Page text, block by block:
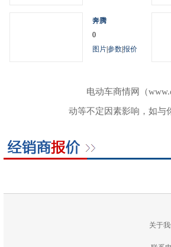
奔腾
0
图片参数报价
电动车商情网（
动等不定因素影响，如与
关于